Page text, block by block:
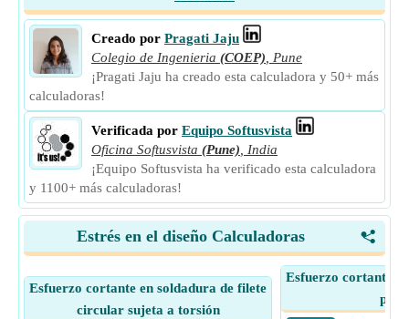
Creado por Pragati Jaju
Colegio de Ingenieria (COEP)
Pune
¡Pragati Jaju ha creado esta calculadora y 50+ más
calculadoras!
Verificada por Equipo Softusvista
Oficina Softusvista (Pune)
India
¡Equipo Softusvista ha verificado esta calculadora
y 1100+ más calculadoras!
<
Estrés en el diseño Calculadoras
Esfuerzo cortante en soldadura de filete
circular sujeta a torsión
Esfuerzo cortante